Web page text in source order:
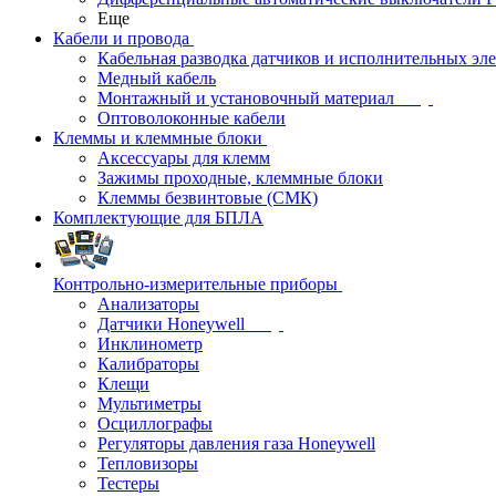
Еще
Кабели и провода
Кабельная разводка датчиков и исполнительных
Медный кабель
Монтажный и установочный материал
Оптоволоконные кабели
Клеммы и клеммные блоки
Аксессуары для клемм
Зажимы проходные, клеммные блоки
Клеммы безвинтовые (СМК)
Комплектующие для БПЛА
Контрольно-измерительные приборы
Анализаторы
Датчики Honeywell
Инклинометр
Калибраторы
Клещи
Мультиметры
Осциллографы
Регуляторы давления газа Honeywell
Тепловизоры
Тестеры